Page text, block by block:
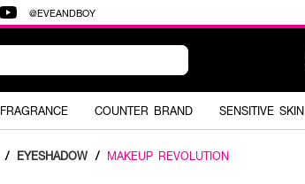
@EVEANDBOY
FRAGRANCE COUNTER BRAND SENSITIVE SKIN
/ EYESHADOW / MAKEUP REVOLUTION